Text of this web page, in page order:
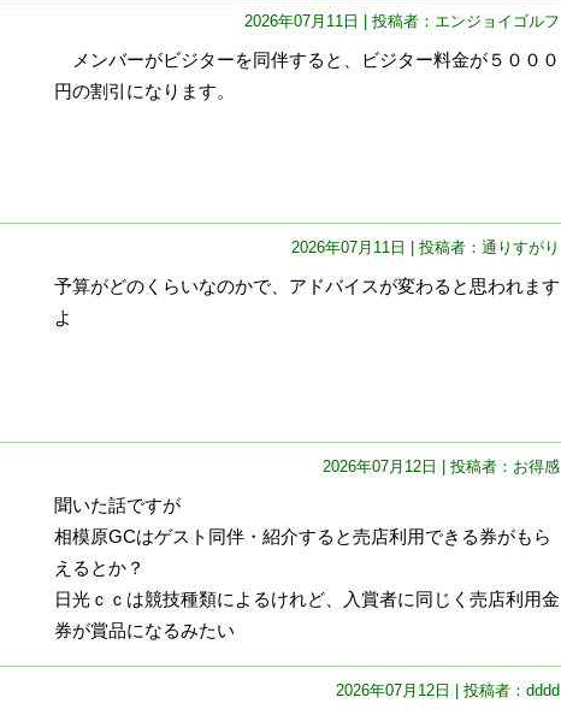
2026年07月11日 | 投稿者：エンジョイゴルフ
メンバーがビジターを同伴すると、ビジター料金が５０００
円の割引になります。
2026年07月11日 | 投稿者：通りすがり
予算がどのくらいなのかで、アドバイスが変わると思われます
よ
2026年07月12日 | 投稿者：お得感
聞いた話ですが
相模原GCはゲスト同伴・紹介すると売店利用できる券がもら
えるとか？
日光ｃｃは競技種類によるけれど、入賞者に同じく売店利用金
券が賞品になるみたい
2026年07月12日 | 投稿者：dddd